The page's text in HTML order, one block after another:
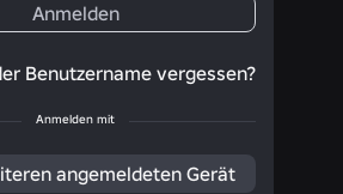
Anmelden
Benutzername vergessen?
Anmelden mit
angemeldeten Gerät